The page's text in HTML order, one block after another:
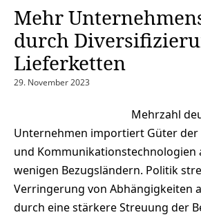
Mehr
durch
Lieferketten
29. November 2023
Mehrzahl
Unternehmen importiert Güter
und Kommunikationstechnologien
wenigen Bezugsländern. Politik
Verringerung von Abhängigkeiten
durch eine stärkere Streuung der